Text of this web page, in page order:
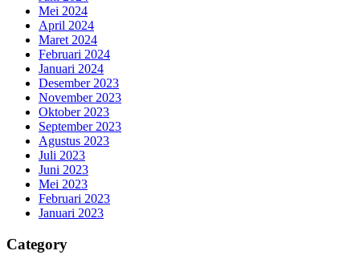
Mei 2024
April 2024
Maret 2024
Februari 2024
Januari 2024
Desember 2023
November 2023
Oktober 2023
September 2023
Agustus 2023
Juli 2023
Juni 2023
Mei 2023
Februari 2023
Januari 2023
Category